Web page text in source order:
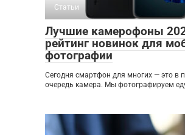
Статьи
Лучшие камерофоны
рейтинг новинок для
фотографии
Сегодня смартфон для многих — это в
очередь камера. Мы фотографируем